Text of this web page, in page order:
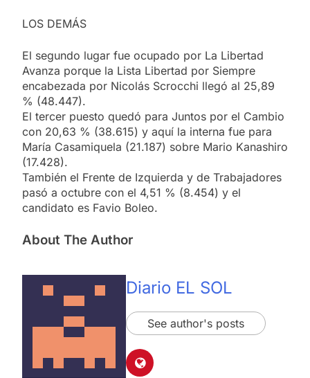
LOS DEMÁS
El segundo lugar fue ocupado por La Libertad
Avanza porque la Lista Libertad por Siempre
encabezada por Nicolás Scrocchi llegó al 25,89
% (48.447).
El tercer puesto quedó para Juntos por el Cambio
con 20,63 % (38.615) y aquí la interna fue para
María Casamiquela (21.187) sobre Mario Kanashiro
(17.428).
También el Frente de Izquierda y de Trabajadores
pasó a octubre con el 4,51 % (8.454) y el
candidato es Favio Boleo.
About The Author
Diario EL SOL
See author's posts